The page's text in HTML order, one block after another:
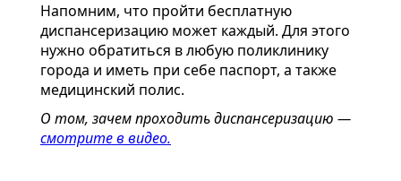
Напомним, что пройти бесплатную
диспансеризацию может каждый. Для этого
нужно обратиться в любую поликлинику
города и иметь при себе паспорт, а также
медицинский полис.
О том, зачем проходить диспансеризацию —
смотрите в видео.